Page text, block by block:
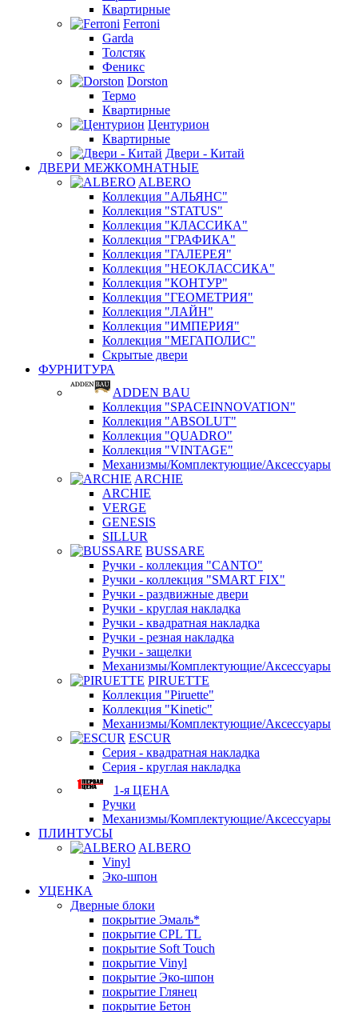
Квартирные
Ferroni
Garda
Толстяк
Феникс
Dorston
Термо
Квартирные
Центурион
Квартирные
Двери - Китай
ДВЕРИ МЕЖКОМНАТНЫЕ
ALBERO
Коллекция "АЛЬЯНС"
Коллекция "STATUS"
Коллекция "КЛАССИКА"
Коллекция "ГРАФИКА"
Коллекция "ГАЛЕРЕЯ"
Коллекция "НЕОКЛАССИКА"
Коллекция "КОНТУР"
Коллекция "ГЕОМЕТРИЯ"
Коллекция "ЛАЙН"
Коллекция "ИМПЕРИЯ"
Коллекция "МЕГАПОЛИС"
Скрытые двери
ФУРНИТУРА
ADDEN BAU
Коллекция "SPACEINNOVATION"
Коллекция "ABSOLUT"
Коллекция "QUADRO"
Коллекция "VINTAGE"
Механизмы/Комплектующие/Аксессуары
ARCHIE
ARCHIE
VERGE
GENESIS
SILLUR
BUSSARE
Ручки - коллекция "CANTO"
Ручки - коллекция "SMART FIX"
Ручки - раздвижные двери
Ручки - круглая накладка
Ручки - квадратная накладка
Ручки - резная накладка
Ручки - защелки
Механизмы/Комплектующие/Аксессуары
PIRUETTE
Коллекция "Piruette"
Коллекция "Kinetic"
Механизмы/Комплектующие/Аксессуары
ESCUR
Серия - квадратная накладка
Серия - круглая накладка
1-я ЦЕНА
Ручки
Механизмы/Комплектующие/Аксессуары
ПЛИНТУСЫ
ALBERO
Vinyl
Эко-шпон
УЦЕНКА
Дверные блоки
покрытие Эмаль*
покрытие CPL TL
покрытие Soft Touch
покрытие Vinyl
покрытие Эко-шпон
покрытие Глянец
покрытие Бетон